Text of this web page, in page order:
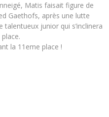
Matis faisait figure de
Gaethofs, après une lutte
junior qui s’inclinera
la 11eme place !